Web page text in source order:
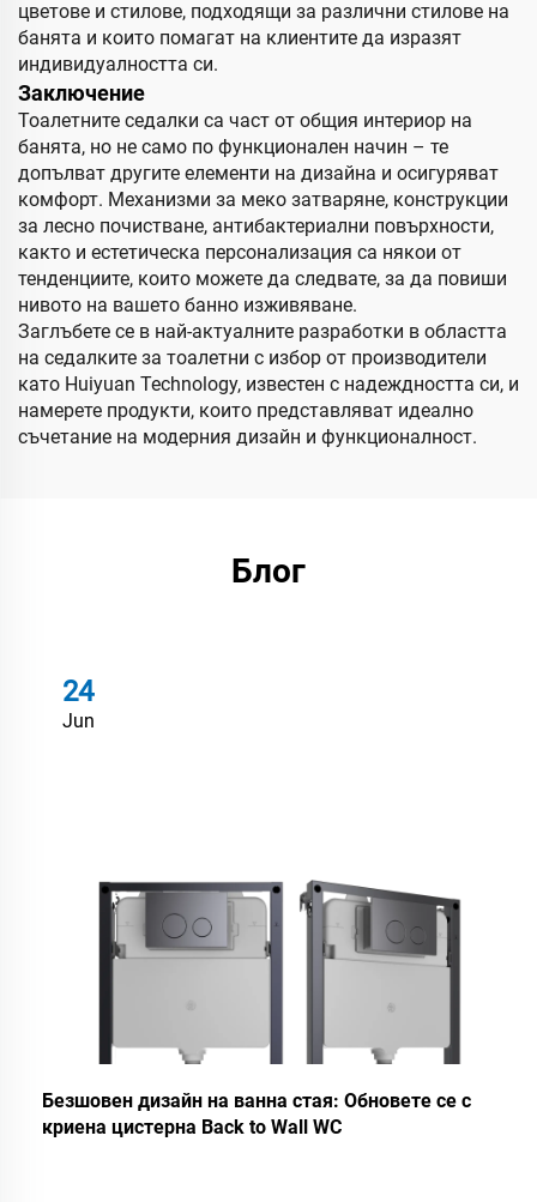
цветове и стилове, подходящи за различни стилове на
банята и които помагат на клиентите да изразят
индивидуалността си.
Заключение
Тоалетните седалки са част от общия интериор на
банята, но не само по функционален начин – те
допълват другите елементи на дизайна и осигуряват
комфорт. Механизми за меко затваряне, конструкции
за лесно почистване, антибактериални повърхности,
както и естетическа персонализация са някои от
тенденциите, които можете да следвате, за да повиши
нивото на вашето банно изживяване.
Заглъбете се в най-актуалните разработки в областта
на седалките за тоалетни с избор от производители
като Huiyuan Technology, известен с надеждността си, и
намерете продукти, които представляват идеално
съчетание на модерния дизайн и функционалност.
Блог
24
Jun
Безшовен дизайн на ванна стая: Обновете се с
криена цистерна Back to Wall WC